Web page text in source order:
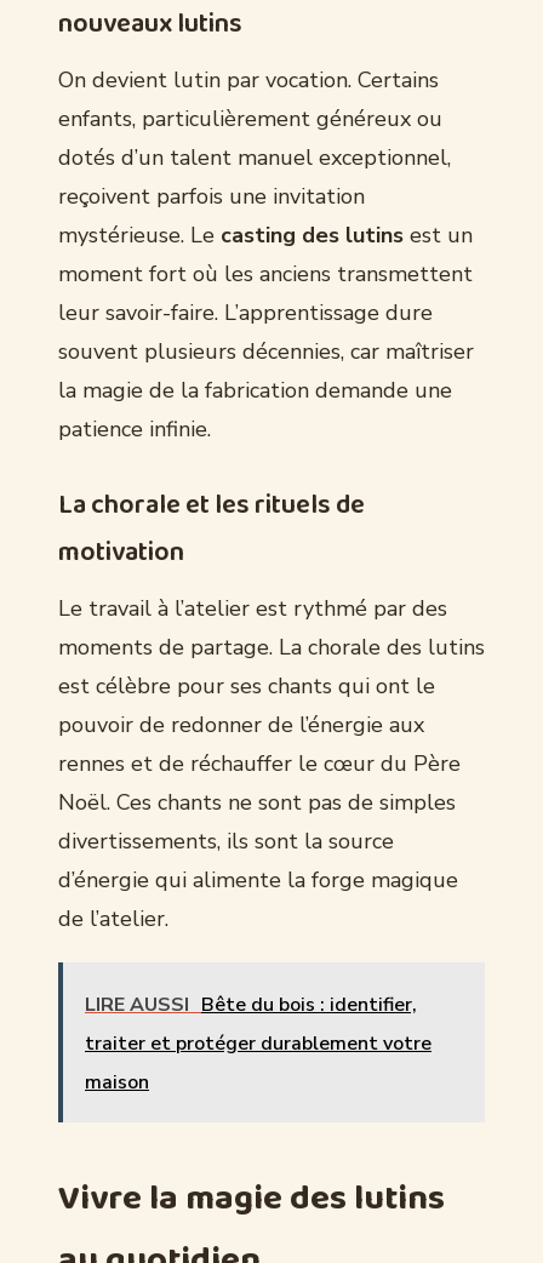
nouveaux lutins
On devient lutin par vocation. Certains
enfants, particulièrement généreux ou
dotés d’un talent manuel exceptionnel,
reçoivent parfois une invitation
mystérieuse. Le casting des lutins est un
moment fort où les anciens transmettent
leur savoir-faire. L’apprentissage dure
souvent plusieurs décennies, car maîtriser
la magie de la fabrication demande une
patience infinie.
La chorale et les rituels de
motivation
Le travail à l’atelier est rythmé par des
moments de partage. La chorale des lutins
est célèbre pour ses chants qui ont le
pouvoir de redonner de l’énergie aux
rennes et de réchauffer le cœur du Père
Noël. Ces chants ne sont pas de simples
divertissements, ils sont la source
d’énergie qui alimente la forge magique
de l’atelier.
LIRE AUSSI Bête du bois : identifier,
traiter et protéger durablement votre
maison
Vivre la magie des lutins